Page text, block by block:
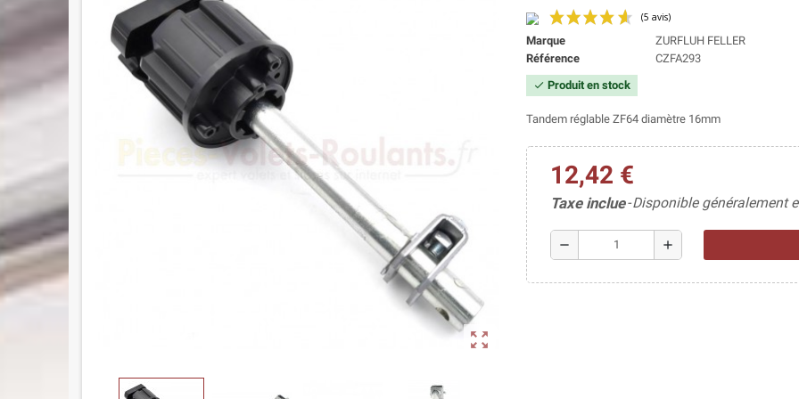
zoom_out_map
Marque
ZURFLUH FELLER
Référence
CZFA293
check Produit en stock
Tandem réglable ZF64 diamètre 16mm
12,42 €
Taxe inclue Disponible généralement
remove add